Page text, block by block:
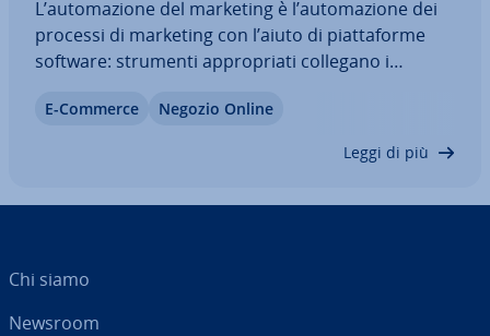
L’au­to­ma­zio­ne del marketing è l’au­to­ma­zio­ne dei
processi di marketing con l’aiuto di piat­ta­for­me
software: strumenti ap­pro­pria­ti collegano i
na­ge­ment con­sen­ten­do una pia­ni­fi­ca­zio­ne delle
E-Commerce Negozio Online
Leggi di più
Chi siamo
Newsroom